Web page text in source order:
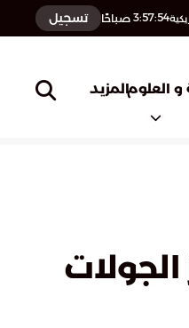
3:57:55 صباحًا تسجيل
و العلومالمزيد